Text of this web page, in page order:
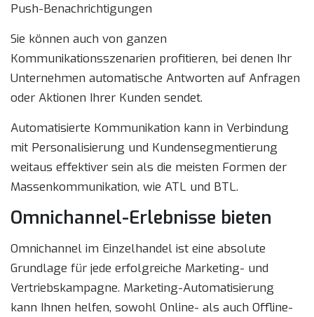
Push-Benachrichtigungen
Sie können auch von ganzen
Kommunikationsszenarien profitieren, bei denen Ihr
Unternehmen automatische Antworten auf Anfragen
oder Aktionen Ihrer Kunden sendet.
Automatisierte Kommunikation kann in Verbindung
mit Personalisierung und Kundensegmentierung
weitaus effektiver sein als die meisten Formen der
Massenkommunikation, wie ATL und BTL.
Omnichannel-Erlebnisse bieten
Omnichannel im Einzelhandel ist eine absolute
Grundlage für jede erfolgreiche Marketing- und
Vertriebskampagne. Marketing-Automatisierung
kann Ihnen helfen, sowohl Online- als auch Offline-